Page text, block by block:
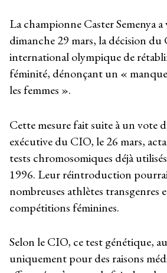
La championne Caster Semenya
dimanche 29 mars, la décision du
international olympique de
féminité, dénonçant un «
les femmes ».
Cette mesure fait suite à un vote
exécutive du CIO, le 26 mars,
tests chromosomiques déjà
1996. Leur réintroduction
nombreuses athlètes transgenres
compétitions féminines.
Selon le CIO, ce test génétique,
uniquement pour des raisons